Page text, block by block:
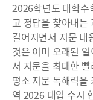
2026학년도 대학수
고 정답을 찾아내는
길어지면서 지문 내
것은 이미 오래된
서 지문을 최대한
평소 지문 독해력을
역 2026 대입 수시